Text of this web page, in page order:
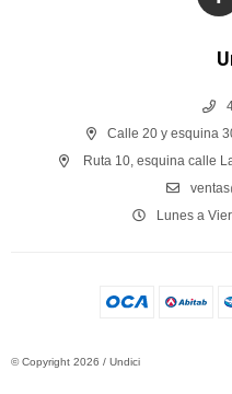
Calle 20 y esquina
Ruta 10, esquina calle
Lunes a
© Copyright 2026 / Undici